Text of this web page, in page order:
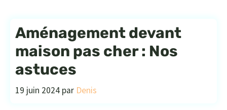
Aménagement devant
maison pas cher : Nos
astuces
19 juin 2024 par Denis